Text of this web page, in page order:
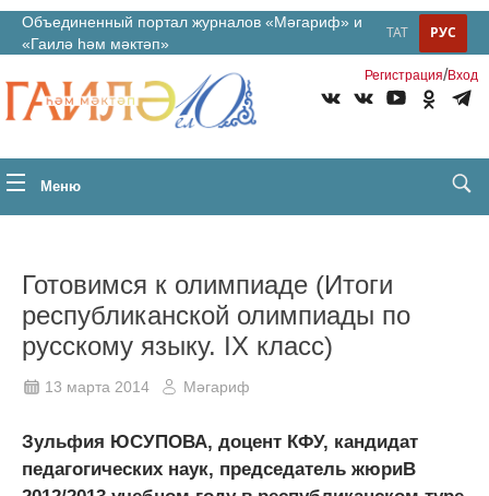
Объединенный портал журналов «Мәгариф» и
«Гаилә һәм мәктәп»
РУС
ТАТ
Регистрация/Вход
Меню
Готовимся к олимпиаде (Итоги
республиканской олимпиады по
русскому языку. IX класс)
13 марта 2014 Мәгариф
Зульфия ЮСУПОВА, доцент КФУ, кандидат
педагогических наук, председатель жюриВ